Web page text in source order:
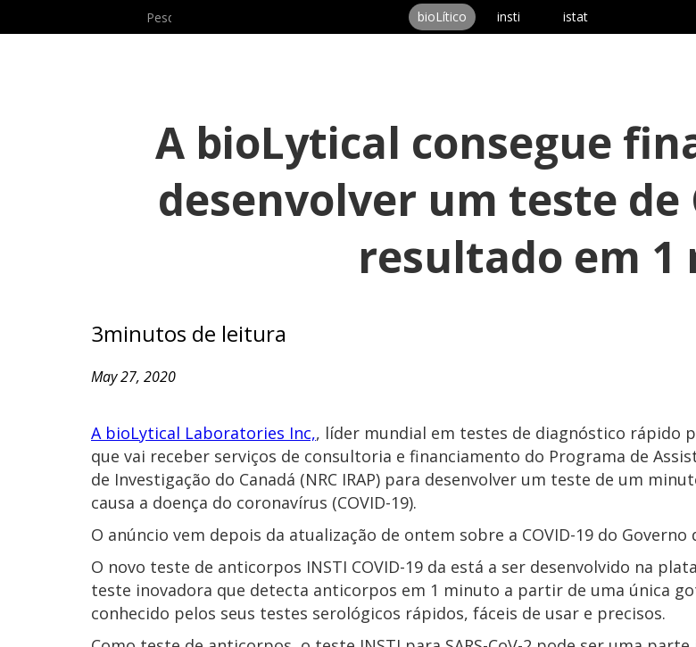
bioLítico insti istat
Notícias Eventos
A bioLytical consegue
desenvolver um teste de
resultado em
3minutos de leitura
May 27, 2020
A bioLytical Laboratories Inc,, líder mundial em testes de diagnóstico rápido
que vai receber serviços de consultoria e financiamento do Programa de
de Investigação do Canadá (NRC IRAP) para desenvolver um teste de um
causa a doença do coronavírus (COVID-19).
O anúncio vem depois da atualização de ontem sobre a COVID-19 do
O novo teste de anticorpos INSTI COVID-19 da está a ser desenvolvido na
teste inovadora que detecta anticorpos em 1 minuto a partir de uma única
conhecido pelos seus testes serológicos rápidos, fáceis de usar e precisos.